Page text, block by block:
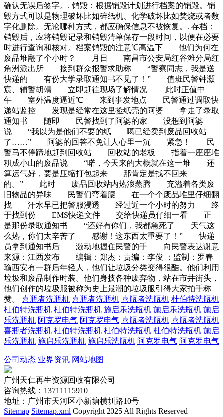
确认无误后签字。. 销毁：根据销毁计划进行档案的销毁。销
毁方式可以是物理破坏比如碎纸机、化学破坏比如焚烧或者数
字化删除。无论哪种方式，都应确保信息不被恢复。. 存档：
销毁后，应将销毁记录和销毁清单保存一段时间，以便在必要
时进行查询和核对。档案销毁的注意℃高温下 他们为何在
废品堆翻了个小时？ 月日 南昌市公安局红谷滩分局红
角洲派出所 接到群众报警求助称 “警察同志，我是送
快递的 有份大学录取通知书不见了！” 值班民警钟灏
宸、辅警胡靖 立即赶往现场了解情况 此时正值中
午 室外温度逼近℃ 来到事发地点 民警通过调取快
递站监控 发现是经常在这里捡纸壳的阿婆 拿走了录取
通知书 随即 民警找到了阿婆的家 没想到阿婆
说 “我以为是他们不要的纸 噶已经卖到废品回收站
了……” 阿婆的回答不免让人心里一沉 紧急！ 民
警马不停蹄地赶到回收站 回收站的老板 指着一座座堆
积成小山的废品说 “喏，今天来的大概就在这一堆 还
算运气好，要是压缩打包起来 那肯定是找不回来
的。” 此时 废品回收站内热浪蒸腾 充溢着各类废
旧物品的异味 民警们弯着腰 在一个个废品堆里仔细翻
找 汗水早已把警服浸透 经过近一个小时的努力 终
于找到份 EMS快递文件 交给快递员仔细一看 正
是那份录取通知书 “还好有你们，我都急死了 天气这
么热，你们太辛苦了 感谢！这东西太重要了！” 快递
员拿到通知书后 激动地握住民警的手 向民警表达谢意
来源：江西发布 编辑：郑杰；责编：李俊 ；监制：罗春
瑜西安有一群后年轻人，他们让垃圾分类变得很酷。他们利用
垃圾和废品制作时装。他们身披各种废弃物，站在市井街头，
他们创作的垃圾服被称为史上最潮的垃圾服引得大家拍手称
赞。 喜瓶者洗瓶机 喜瓶者洗瓶机 喜瓶者洗瓶机 杜伯特洗瓶机
杜伯特洗瓶机 杜伯特洗瓶机 施启乐洗瓶机 施启乐洗瓶机 施启
乐洗瓶机 阿克罗电气 阿克罗电气 喜瓶者洗瓶机 喜瓶者洗瓶机
喜瓶者洗瓶机 杜伯特洗瓶机 杜伯特洗瓶机 杜伯特洗瓶机 施启
乐洗瓶机 施启乐洗瓶机 施启乐洗瓶机 阿克罗电气 阿克罗电气
公司动态 业界资讯 网站地图
广州天仁再生资源回收有限公司
咨询热线：13711115910
地址：广州市天河区小新塘横圳路10号
Sitemap Sitemap.xml Copyright 2025 All Rights Reserved